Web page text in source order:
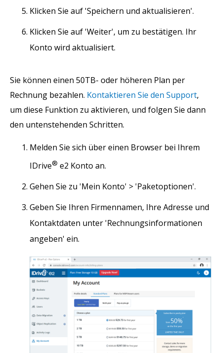
Klicken Sie auf 'Speichern und aktualisieren'.
Klicken Sie auf 'Weiter', um zu bestätigen. Ihr
Konto wird aktualisiert.
Sie können einen 50TB- oder höheren Plan per
Rechnung bezahlen. Kontaktieren Sie den Support,
um diese Funktion zu aktivieren, und folgen Sie dann
den untenstehenden Schritten.
Melden Sie sich über einen Browser bei Ihrem
IDrive® e2 Konto an.
Gehen Sie zu 'Mein Konto' > 'Paketoptionen'.
Geben Sie Ihren Firmennamen, Ihre Adresse und
Kontaktdaten unter 'Rechnungsinformationen
angeben' ein.